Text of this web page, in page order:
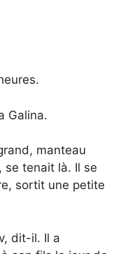
Galina.
manteau
se tenait là. Il se
sortit une petite
dit-il. Il a